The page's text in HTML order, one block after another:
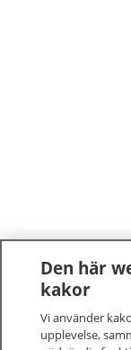
Den här
kakor
Vi använder
upplevelse,